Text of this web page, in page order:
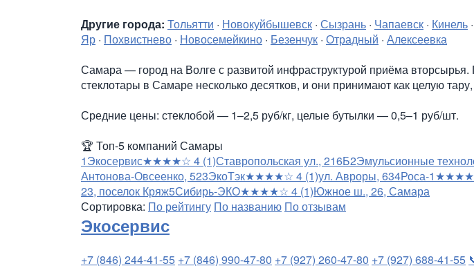
Другие города: Тольятти · Новокуйбышевск · Сызрань · Чапаевск · Кинель ·
Яр · Похвистнево · Новосемейкино · Безенчук · Отрадный · Алексеевка
Самара — город на Волге с развитой инфраструктурой приёма вторсырья.
стеклотары в Самаре несколько десятков, и они принимают как целую тару,
Средние цены: стеклобой — 1–2,5 руб/кг, целые бутылки — 0,5–1 руб/шт.
🏆 Топ-5 компаний Самары
1Экосервис★★★★☆ 4 (1)Ставропольская ул., 216Б2Эмульсионные
Антонова-Овсеенко, 523ЭкоТэк★★★★☆ 4 (1)ул. Авроры, 634Роса-1
23, поселок Кряж5Сибирь-ЭКО★★★★☆ 4 (1)Южное ш., 26, Самара
Сортировка: По рейтингу По названию По отзывам
Экосервис
+7 (846) 244-41-55 +7 (846) 990-47-80 +7 (927) 260-47-80 +7 (927) 688-41-55